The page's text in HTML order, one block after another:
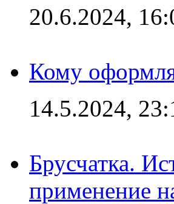
20.6.2024,
Кому
14.5.2024,
Брусчатка.
применение